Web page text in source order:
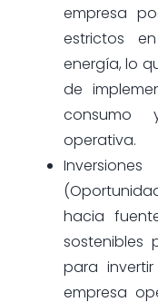
empresa
estrictos
energía, lo
de
consumo
operativa.
hacia
sostenibles
para
empresa